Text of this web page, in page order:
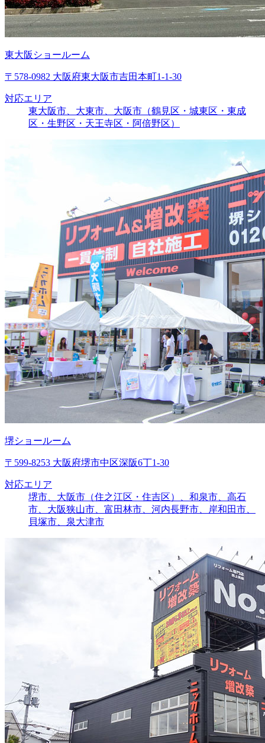
東大阪ショールーム
〒578-0982 大阪府東大阪市吉田本町1-1-30
対応エリア
東大阪市、大東市、大阪市（鶴見区・城東区・東成
区・生野区・天王寺区・阿倍野区）
堺ショールーム
〒599-8253 大阪府堺市中区深阪6丁1-30
対応エリア
堺市、大阪市（住之江区・住吉区）、和泉市、高石
市、大阪狭山市、富田林市、河内長野市、岸和田市、
貝塚市、泉大津市